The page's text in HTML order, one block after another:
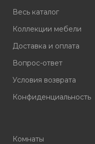
Весь каталог
Коллекции мебели
Доставка и оплата
Вопрос-ответ
Условия возврата
Конфиденциальность
Комнаты